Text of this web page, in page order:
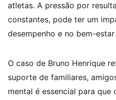
atletas. A pressão por
constantes, pode ter um
desempenho e no bem-
O caso de Bruno Henrique
suporte de familiares,
mental é essencial para que